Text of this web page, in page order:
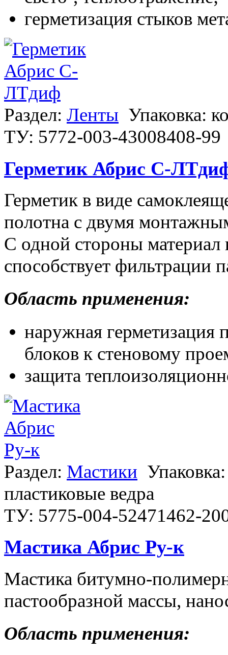
герметизация стыков
Раздел: Ленты Упаковка:
ТУ: 5772-003-43008408-99
Герметик Абрис С-
Герметик в виде
полотна с двумя
С одной стороны материал
способствует фильтрации
Область применения:
наружная
блоков к стеновому
защита
Раздел: Мастики
пластиковые ведра
ТУ: 5775-004-52471462-
Мастика Абрис Ру-к
Мастика битумно-
пастообразной массы,
Область применения: